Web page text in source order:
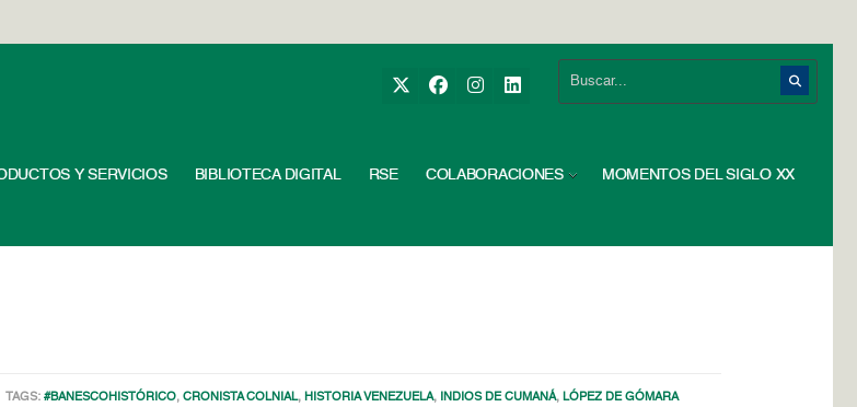
Y SERVICIOS BIBLIOTECA DIGITAL RSE COLABORACIONES MOMENTOS DEL SIGLO XX
TAGS:#BANESCOHISTÓRICO,CRONISTA COLNIAL, HISTORIA VENEZUELA, INDIOS DE CUMANÁ, LÓPEZ DE GÓMARA